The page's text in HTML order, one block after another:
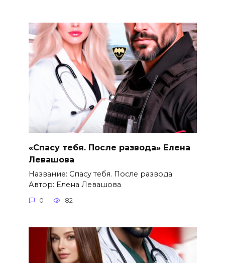
«Спасу тебя. После развода» Елена
Левашова
Название: Спасу тебя. После развода
Автор: Елена Левашова
0 82